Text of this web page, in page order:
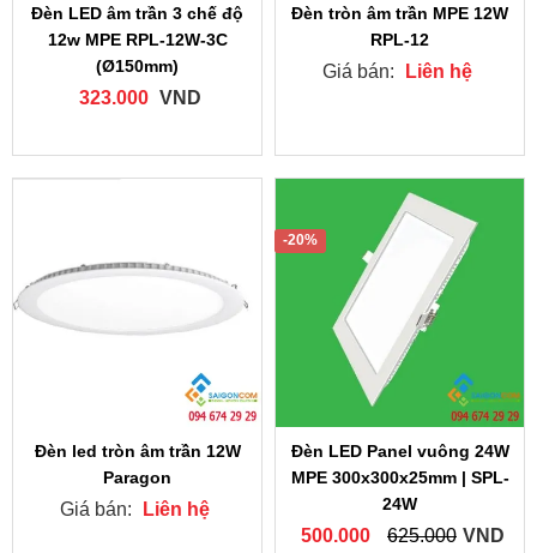
Đèn LED âm trần 3 chế độ
12w MPE RPL-12W-3C
(Ø150mm)
323.000 VND
Đèn tròn âm trần MPE 12W
RPL-12
Giá bán: Liên hệ
Đèn led tròn âm trần 12W
Paragon
Giá bán: Liên hệ
-20%
Đèn LED Panel vuông 24W
MPE 300x300x25mm | SPL-
24W
500.000 625.000 VND